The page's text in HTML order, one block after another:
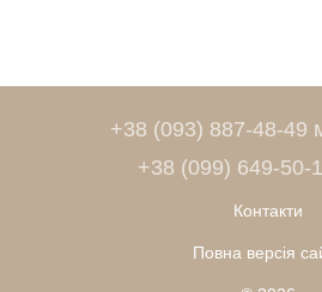
+38 (093) 887-48-49
+38 (099) 649-50-
Контакти
Повна версія